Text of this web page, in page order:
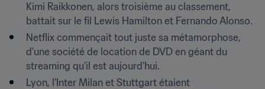
Kimi Raikkonen, alors troisième au classement,
battait sur le fil Lewis Hamilton et Fernando Alonso.
Netflix commençait tout juste sa métamorphose,
d'une société de location de DVD en géant du
streaming qu'il est aujourd'hui.
Lyon, l'Inter Milan et Stuttgart étaient